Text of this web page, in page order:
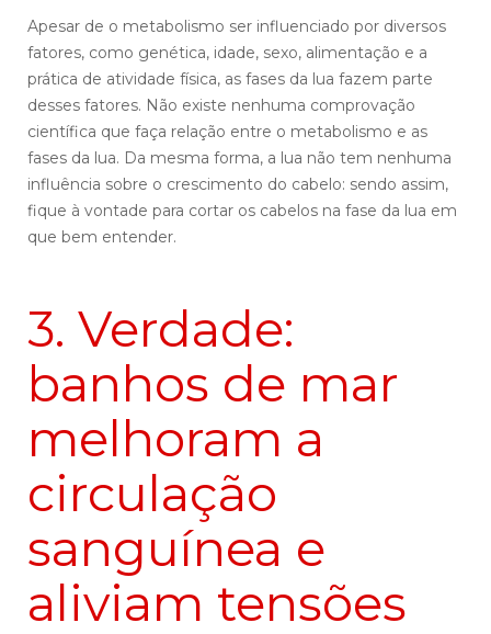
Apesar de o metabolismo ser influenciado por diversos
fatores, como genética, idade, sexo, alimentação e a
prática de atividade física, as fases da lua fazem parte
desses fatores. Não existe nenhuma comprovação
científica que faça relação entre o metabolismo e as
fases da lua. Da mesma forma, a lua não tem nenhuma
influência sobre o crescimento do cabelo: sendo assim,
fique à vontade para cortar os cabelos na fase da lua em
que bem entender.
3. Verdade:
banhos de mar
melhoram a
circulação
sanguínea e
aliviam tensões